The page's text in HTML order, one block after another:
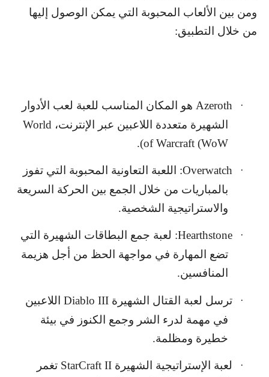
ومن بين الألعاب المحبوبة التي يمكن الوصول إليها
من خلال التطبيق:
·
Azeroth هو المكان المناسب للعبة لعب الأدوار
الشهيرة متعددة اللاعبين عبر الإنترنت، World
of Warcraft (WoW
).
·
Overwatch: اللعبة التعاونية المحبوبة التي تفوز
بالمباريات من خلال الجمع بين الحركة السريعة
والاستراتيجية الشخصية.
·
Hearthstone: لعبة جمع البطاقات الشهيرة التي
تضع المهارة في مواجهة الحظ من أجل هزيمة
المنافسين.
· ترسل لعبة القتال الشهيرة Diablo III اللاعبين
في مهمة لدرء الشر وجمع الكنوز في بيئة
خطيرة ومظلمة.
· لعبة الإستراتيجية الشهيرة StarCraft II تغمر